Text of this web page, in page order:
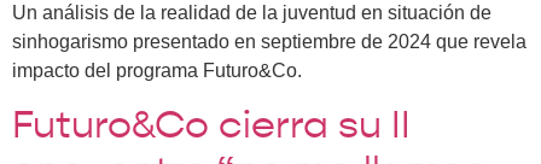
Un análisis de la realidad de la juventud en situación de
sinhogarismo presentado en septiembre de 2024 que revela
impacto del programa Futuro&Co.
Futuro&Co cierra su II